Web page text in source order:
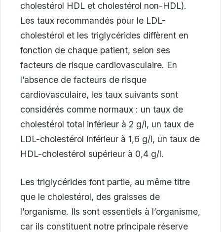
cholestérol HDL et cholestérol non-HDL).
Les taux recommandés pour le LDL-
cholestérol et les triglycérides diffèrent en
fonction de chaque patient, selon ses
facteurs de risque cardiovasculaire. En
l’absence de facteurs de risque
cardiovasculaire, les taux suivants sont
considérés comme normaux : un taux de
cholestérol total inférieur à 2 g/l, un taux de
LDL-cholestérol inférieur à 1,6 g/l, un taux de
HDL-cholestérol supérieur à 0,4 g/l.
Les triglycérides font partie, au même titre
que le cholestérol, des graisses de
l’organisme. Ils sont essentiels à l’organisme,
car ils constituent notre principale réserve